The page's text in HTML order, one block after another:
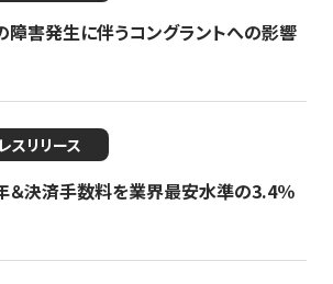
障害発生に伴うコングラントへの影響
スリリース
＆決済手数料を業界最安水準の3.4％